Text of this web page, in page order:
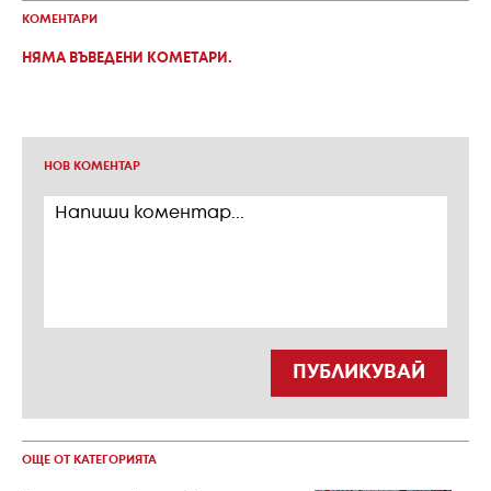
КОМЕНТАРИ
НЯМА ВЪВЕДЕНИ КОМЕТАРИ.
НОВ КОМЕНТАР
ПУБЛИКУВАЙ
ОЩЕ ОТ КАТЕГОРИЯТА